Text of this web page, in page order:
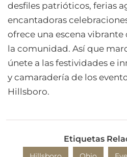
desfiles patrióticos, ferias
encantadoras
ofrece una escena vibrante
la comunidad. Así que
únete a las festividades e
y camaradería de los
Hillsboro.
Etiquetas